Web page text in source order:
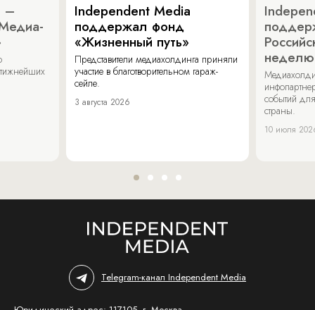
–
Independent Media
поддержал фонд
«Жизненный путь»
Представители медиахолдинга приняли
участие в благотворительном гараж-
сейле.
3 августа 2026
неделю
событий
страны.
10 июля
Telegram-канал Independent Media